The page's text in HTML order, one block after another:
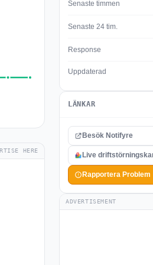
HERE
Senaste timmen
Senaste 24 tim.
Response
Uppdaterad
LÄNKAR
Besök Notifyre
Live
Rapportera Problem
ADVERTISEMENT